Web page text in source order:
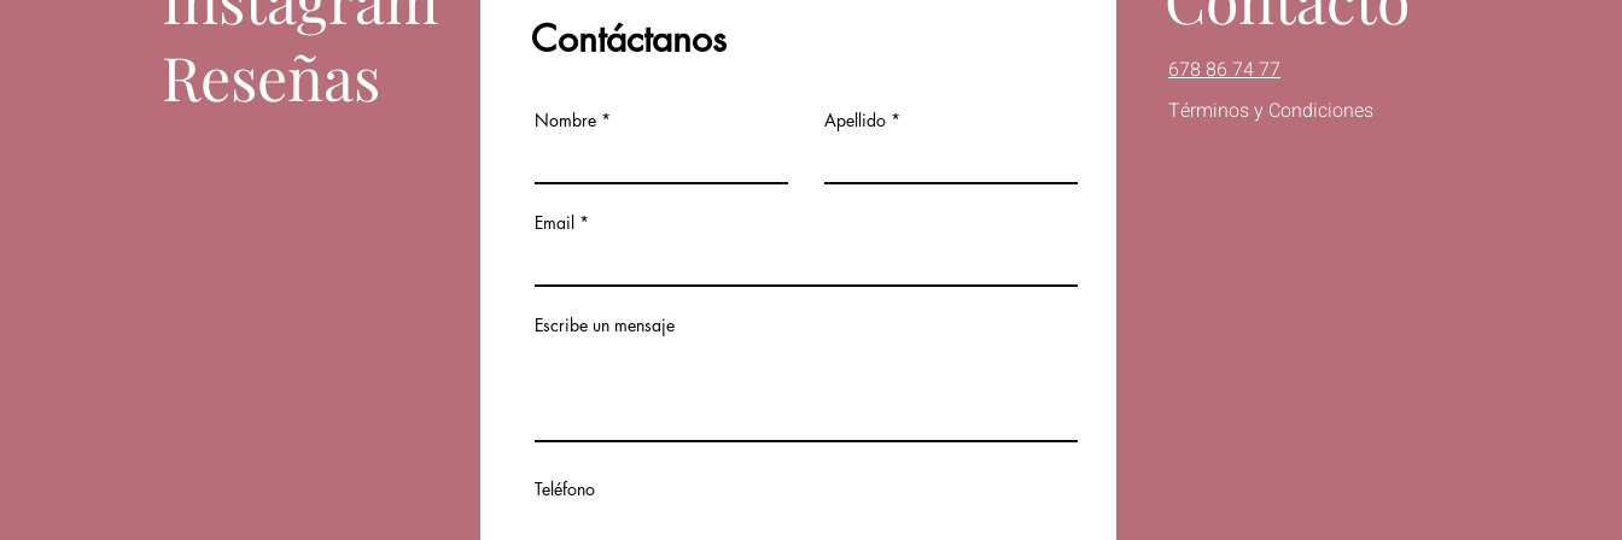
Reseñas
Contáctanos
Nombre Apellido
Email
Escribe un mensaje
Teléfono
678 86 74 77
Términos y Condiciones